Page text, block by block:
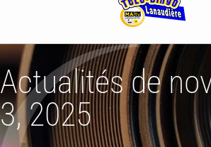
Actualités de
3, 2025